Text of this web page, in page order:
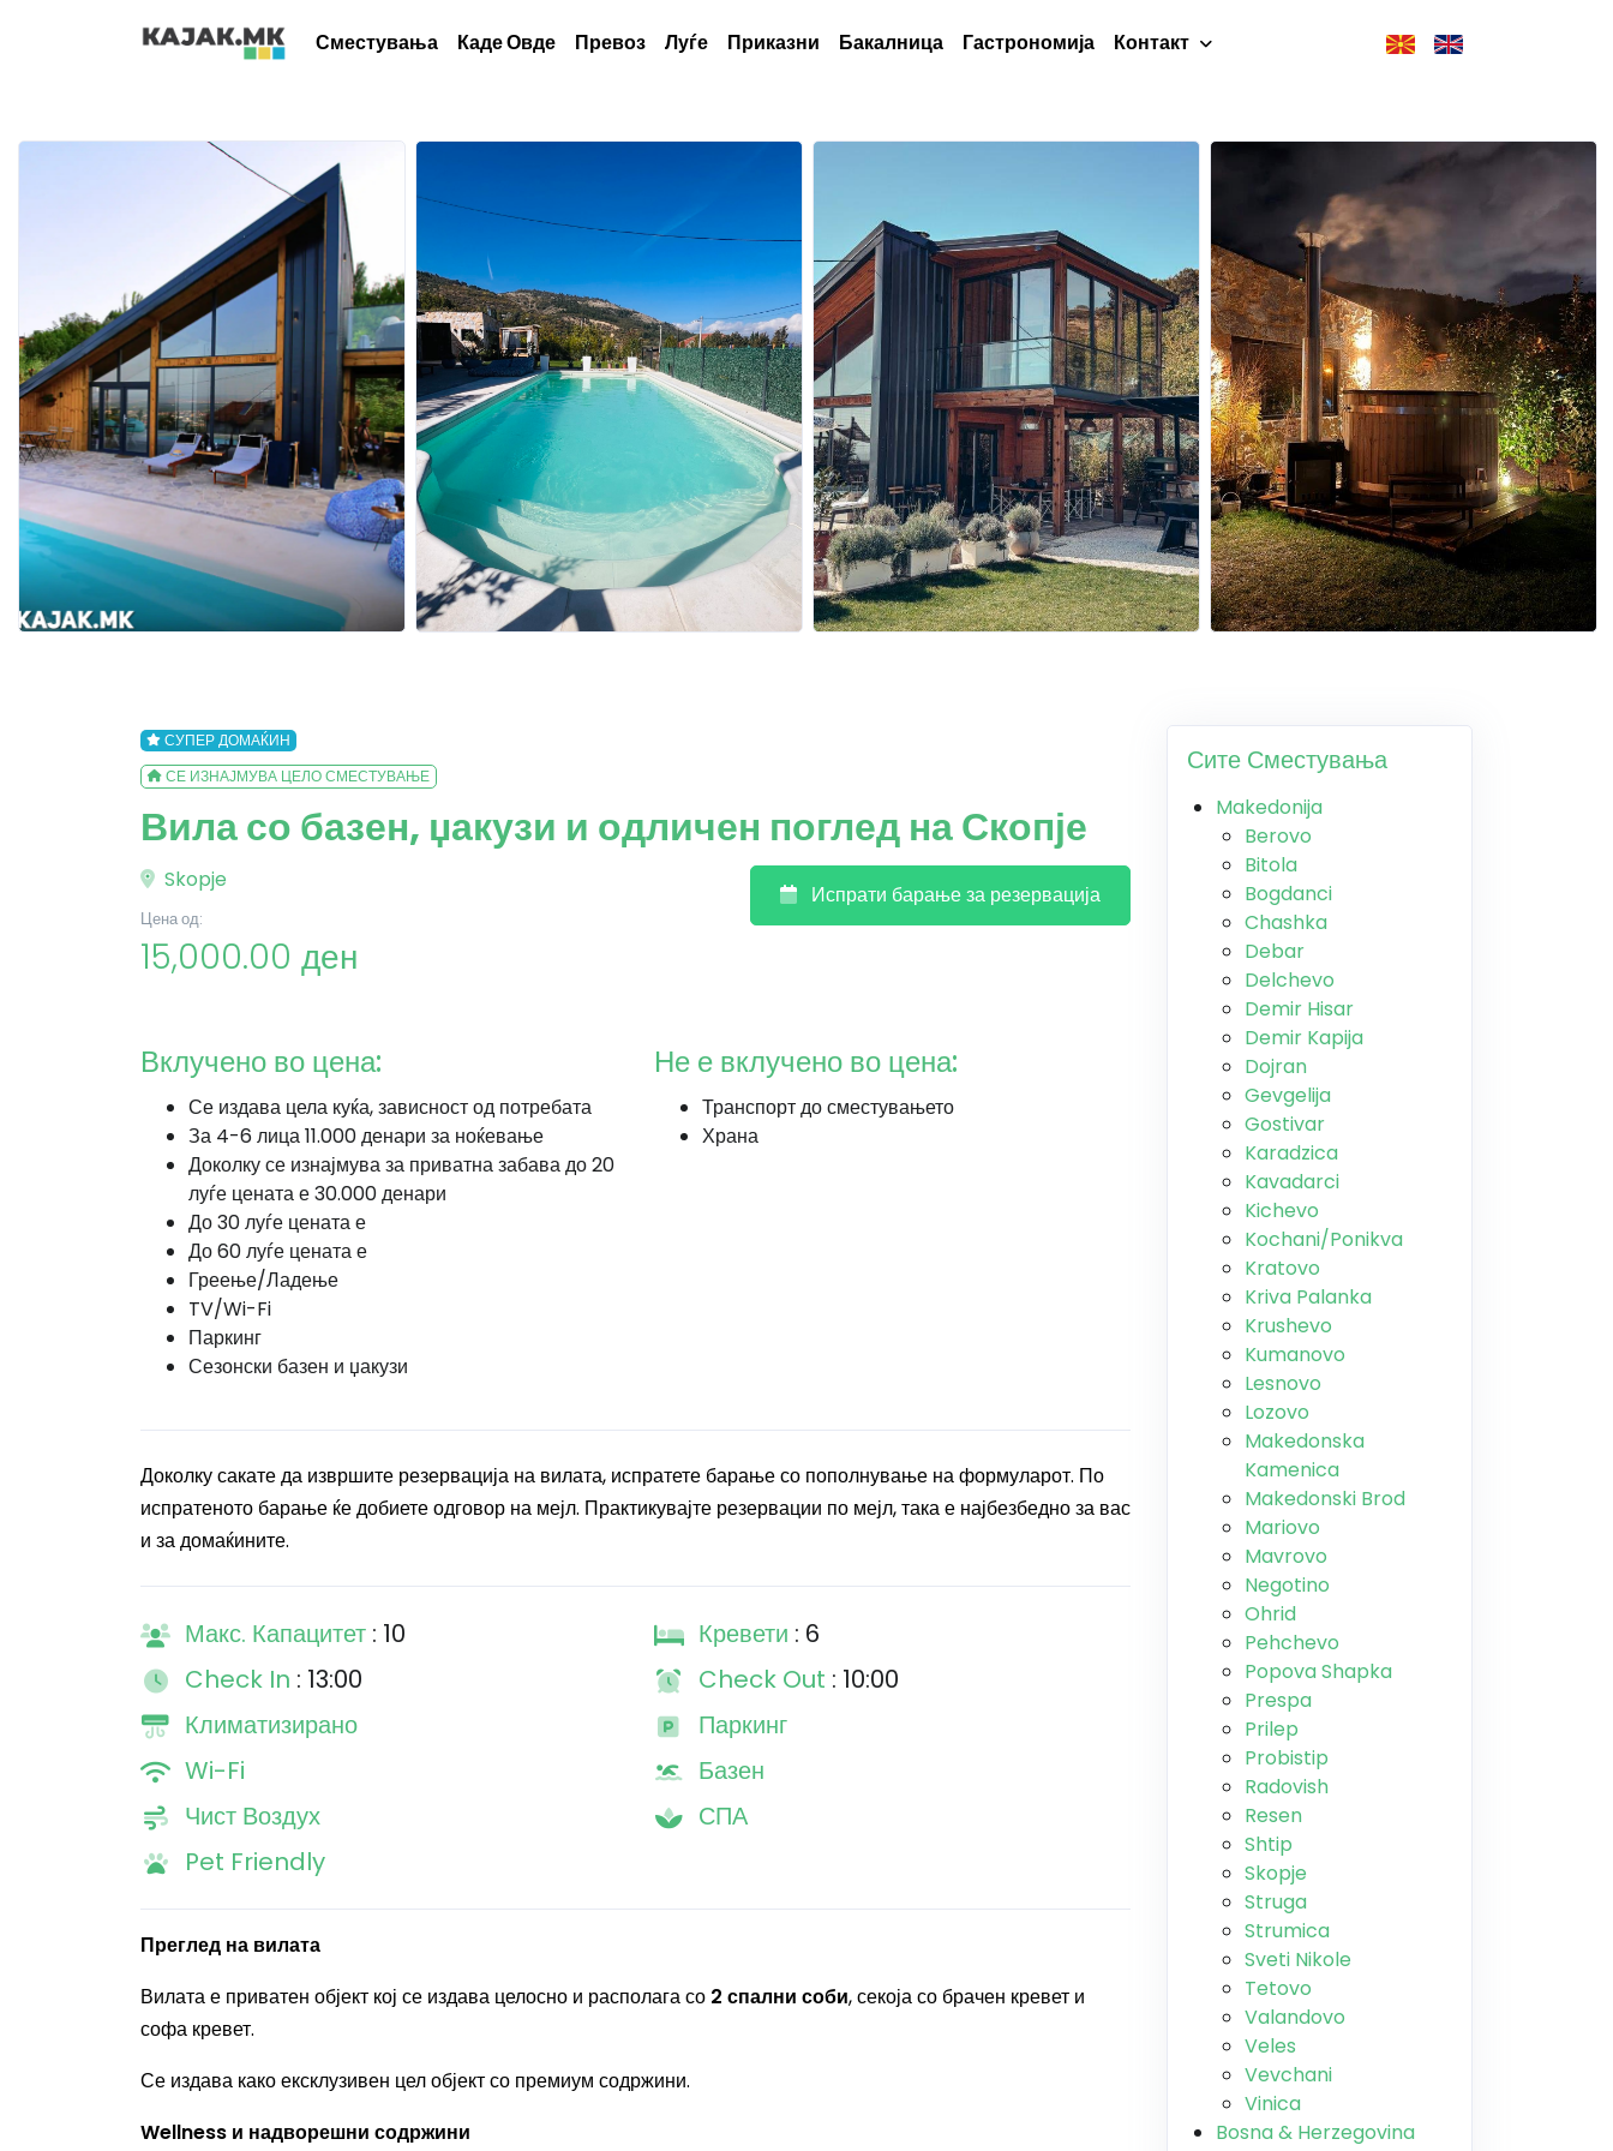
Сместувања Каде Овде Превоз Луѓе Приказни Бакалница Гастрономија Контакт
СУПЕР ДОМАЌИН
СЕ ИЗНАЈМУВА ЦЕЛО СМЕСТУВАЊЕ
Вила со базен, џакузи и одличен поглед на Скопје
Skopje
Цена од:
15,000.00 ден
Испрати барање за резервација
Вклучено во цена:
Се издава цела куќа, зависност од потребата
За 4-6 лица 11.000 денари за ноќевање
Доколку се изнајмува за приватна забава до 20
луѓе цената е 30.000 денари
До 30 луѓе цената е
До 60 луѓе цената е
Греење/Ладење
TV/Wi-Fi
Паркинг
Сезонски базен и џакузи
Не е вклучено во цена:
Транспорт до сместувањето
Храна
Доколку сакате да извршите резервација на вилата, испратете барање со пополнување на формуларот. По
испратеното барање ќе добиете одговор на мејл. Практикувајте резервации по мејл, така е најбезбедно за вас
и за домаќините.
Макс. Капацитет : 10 Кревети : 6
Check In : 13:00 Check Out : 10:00
Климатизирано
Паркинг
Wi-Fi
Базен
Чист Воздух
СПА
Pet Friendly
Преглед на вилата
Вилата е приватен објект кој се издава целосно и располага со 2 спални соби, секоја со брачен кревет и
софа кревет.
Се издава како ексклузивен цел објект со премиум содржини.
Wellness и надворешни содржини
Сите Сместувања
Makedonija
Berovo
Bitola
Bogdanci
Chashka
Debar
Delchevo
Demir Hisar
Demir Kapija
Dojran
Gevgelija
Gostivar
Karadzica
Kavadarci
Kichevo
Kochani/Ponikva
Kratovo
Kriva Palanka
Krushevo
Kumanovo
Lesnovo
Lozovo
Makedonska
Kamenica
Makedonski Brod
Mariovo
Mavrovo
Negotino
Ohrid
Pehchevo
Popova Shapka
Prespa
Prilep
Probistip
Radovish
Resen
Shtip
Skopje
Struga
Strumica
Sveti Nikole
Tetovo
Valandovo
Veles
Vevchani
Vinica
Bosna & Herzegovina